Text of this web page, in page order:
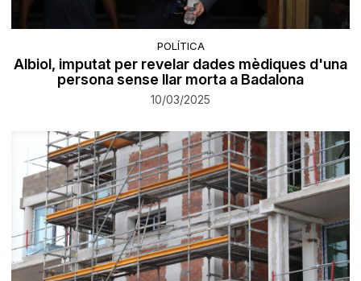
POLÍTICA
Albiol, imputat per revelar dades mèdiques d'una
persona sense llar morta a Badalona
10/03/2025